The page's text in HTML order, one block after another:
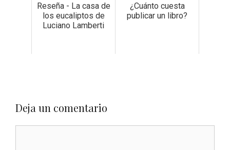
Reseña - La casa de
los eucaliptos de
Luciano Lamberti
¿Cuánto cuesta
publicar un libro?
Deja un comentario